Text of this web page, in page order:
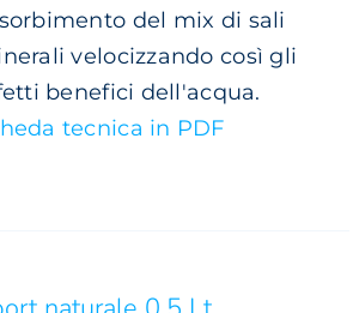
del mix di sali
velocizzando così gli
benefici dell'acqua.
tecnica in PDF